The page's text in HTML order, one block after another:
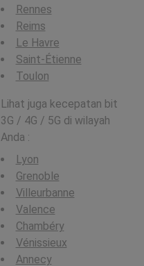
Rennes
Reims
Le Havre
Saint-Étienne
Toulon
Lihat juga kecepatan bit
3G / 4G / 5G di wilayah
Anda :
Lyon
Grenoble
Villeurbanne
Valence
Chambéry
Vénissieux
Annecy